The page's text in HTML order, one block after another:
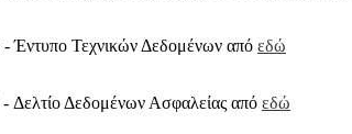
Έντυπο Τεχνικών Δεδομένων από εδώ
Δελτίο Δεδομένων Ασφαλείας από εδώ